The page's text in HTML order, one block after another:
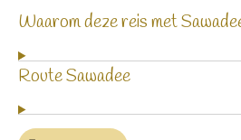
Waarom deze reis met
Route Sawadee